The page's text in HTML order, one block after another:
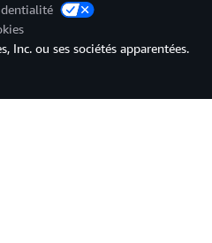
Inc. ou ses sociétés apparentées.